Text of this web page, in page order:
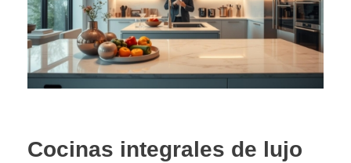
Cocinas integrales de lujo